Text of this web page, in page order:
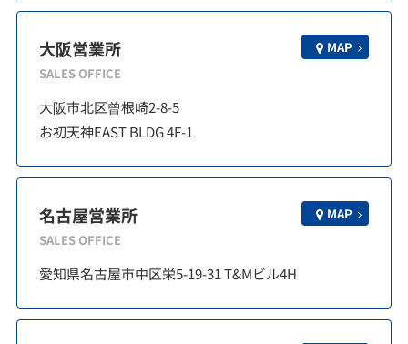
大阪営業所
SALES OFFICE
MAP
大阪市北区曾根崎2-8-5
お初天神EAST BLDG 4F-1
名古屋営業所
SALES OFFICE
MAP
愛知県名古屋市中区栄5-19-31 T&Mビル4H